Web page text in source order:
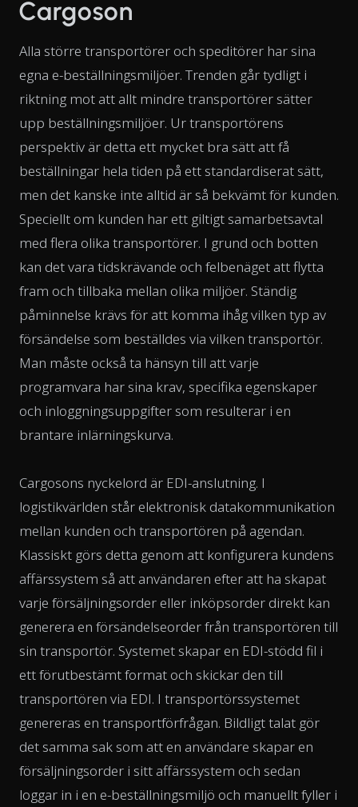
Cargoson
Alla större transportörer och speditörer har sina
egna e-beställningsmiljöer. Trenden går tydligt i
riktning mot att allt mindre transportörer sätter
upp beställningsmiljöer. Ur transportörens
perspektiv är detta ett mycket bra sätt att få
beställningar hela tiden på ett standardiserat sätt,
men det kanske inte alltid är så bekvämt för kunden.
Speciellt om kunden har ett giltigt samarbetsavtal
med flera olika transportörer. I grund och botten
kan det vara tidskrävande och felbenäget att flytta
fram och tillbaka mellan olika miljöer. Ständig
påminnelse krävs för att komma ihåg vilken typ av
försändelse som beställdes via vilken transportör.
Man måste också ta hänsyn till att varje
programvara har sina krav, specifika egenskaper
och inloggningsuppgifter som resulterar i en
brantare inlärningskurva.
Cargosons nyckelord är EDI-anslutning. I
logistikvärlden står elektronisk datakommunikation
mellan kunden och transportören på agendan.
Klassiskt görs detta genom att konfigurera kundens
affärssystem så att användaren efter att ha skapat
varje försäljningsorder eller inköpsorder direkt kan
generera en försändelseorder från transportören till
sin transportör. Systemet skapar en EDI-stödd fil i
ett förutbestämt format och skickar den till
transportören via EDI. I transportörssystemet
genereras en transportförfrågan. Bildligt talat gör
det samma sak som att en användare skapar en
försäljningsorder i sitt affärssystem och sedan
loggar in i en e-beställningsmiljö och manuellt fyller i